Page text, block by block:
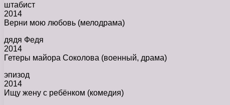
штабист
2014
Верни мою любовь (мелодрама)
дядя Федя
2014
Гетеры майора Соколова (военный, драма)
эпизод
2014
Ищу жену с ребёнком (комедия)